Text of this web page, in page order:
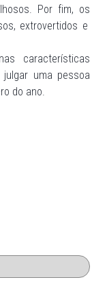
Por fim, os
extrovertidos e
características
uma pessoa
do ano.